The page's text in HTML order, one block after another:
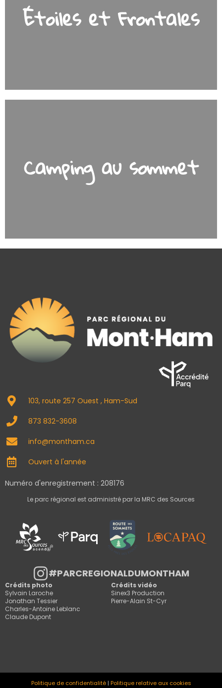
Étoiles et Frontales
Camping au sommet
103, route 257 Ouest , Ham-Sud
873 832-3608
info@montham.ca
Ouvert à l'année
Numéro d'enregistrement : 208176
Le parc régional est administré par la MRC des Sources
#PARCREGIONALDUMONTHAM
Crédits photo
Sylvain Laroche
Jonathan Tessier
Charles-Antoine Leblanc
Claude Dupont
Crédits vidéo
Sinex3 Production
Pierre-Alain St-Cyr
Politique de confidentialité| Politique relative aux cookies